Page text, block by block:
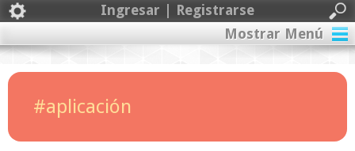
Ingresar | Registrarse
Mostrar Menú
#aplicación